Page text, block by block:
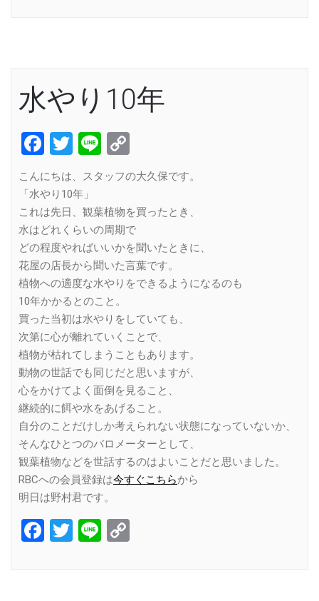
水やり10年
Facebook
Twitter
Line
Link
こんにちは、スタッフの大久保です。
「水やり10年」
これは先日、観葉植物を買ったとき、
水はどれくらいの周期で
どの程度やればいいかを聞いたときに、
花屋の店長から聞いた言葉です。
植物への適度な水やりをできるようになるのも
10年かかるとのこと。
買った当初は水やりをしていても、
次第に心が離れていくことで、
植物が枯れてしまうこともあります。
動物の世話でも同じだと思いますが、
心をかけてよく面倒を見ること、
継続的に餌や水をあげること。
自分のことだけしか考えられない状態になっていないか、
そんなひとつのバロメーターとして、
観葉植物などを世話するのはよいことだと思いました。
RBCへの会員登録は今すぐこちらから
明日は野村君です。
Facebook
Twitter
Line